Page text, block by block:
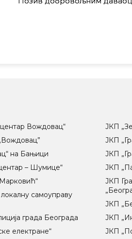
Вождовац“
на Бањици
– Шумице“
самоуправу
града Београда
електране“
ЈКП
ЈКП
ЈКП
ЈКП
ЈКП
ЈКП
ЈКП
ЈКП